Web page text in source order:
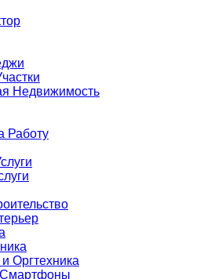
Недвижимость
Работу
Оргтехника